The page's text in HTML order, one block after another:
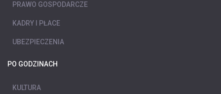
PRAWO GOSPODARCZE
KADRY I PŁACE
UBEZPIECZENIA
PO GODZINACH
KULTURA